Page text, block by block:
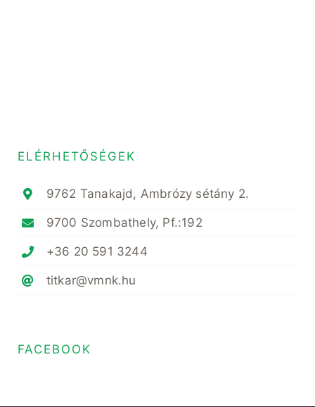
ELÉRHETŐSÉGEK
9762 Tanakajd, Ambrózy sétány 2.
9700 Szombathely, Pf.:192
+36 20 591 3244
titkar@vmnk.hu
FACEBOOK